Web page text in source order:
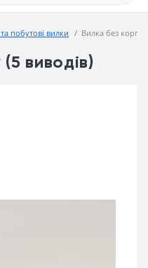
побутові вилки Вилка без
виводів)